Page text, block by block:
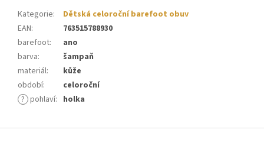
Kategorie:
Dětská celoroční barefoot obuv
EAN:
763515788930
barefoot:
ano
barva:
šampaň
materiál:
kůže
období:
celoroční
? pohlaví: holka